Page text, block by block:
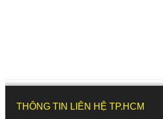
THÔNG TIN LIÊN HỆ TP.HCM